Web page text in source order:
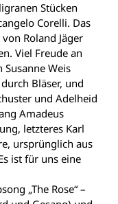
Stücken
Corelli. Das
Roland Jäger
Viel Freude an
Weis
Bläser, und
und Adelheid
Amadeus
letzteres Karl
ursprünglich aus
ist für uns eine
„The Rose“ –